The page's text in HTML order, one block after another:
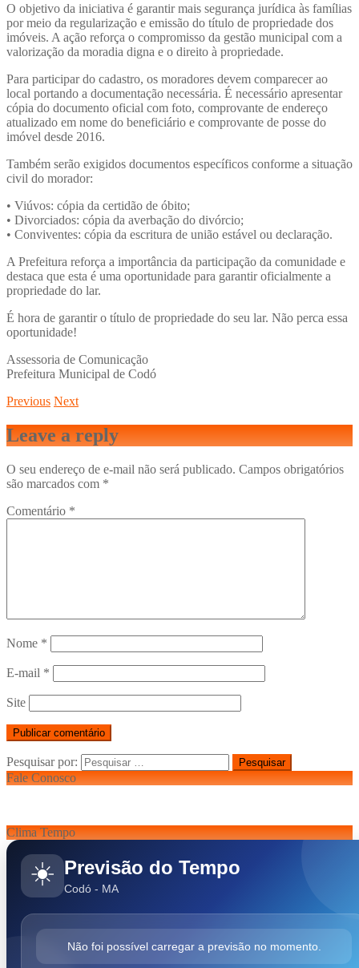
O objetivo da iniciativa é garantir mais segurança jurídica às famílias
por meio da regularização e emissão do título de propriedade dos
imóveis. A ação reforça o compromisso da gestão municipal com a
valorização da moradia digna e o direito à propriedade.
Para participar do cadastro, os moradores devem comparecer ao
local portando a documentação necessária. É necessário apresentar
cópia do documento oficial com foto, comprovante de endereço
atualizado em nome do beneficiário e comprovante de posse do
imóvel desde 2016.
Também serão exigidos documentos específicos conforme a situação
civil do morador:
• Viúvos: cópia da certidão de óbito;
• Divorciados: cópia da averbação do divórcio;
• Conviventes: cópia da escritura de união estável ou declaração.
A Prefeitura reforça a importância da participação da comunidade e
destaca que esta é uma oportunidade para garantir oficialmente a
propriedade do lar.
É hora de garantir o título de propriedade do seu lar. Não perca essa
oportunidade!
Assessoria de Comunicação
Prefeitura Municipal de Codó
Previous Next
Leave a reply
O seu endereço de e-mail não será publicado. Campos obrigatórios
são marcados com *
Comentário *
Nome *
E-mail *
Site
Pesquisar por:
Fale Conosco
Clima Tempo
☀️ Previsão do Tempo
Codó - MA
Não foi possível carregar a previsão no momento.